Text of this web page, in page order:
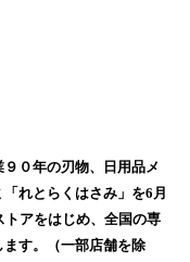
０年の刃物、日用品メ
れとらくはさみ」を6月
アをはじめ、全国の専
す。（一部店舗を除